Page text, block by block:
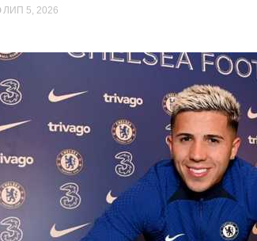
ЛИП 5, 2026